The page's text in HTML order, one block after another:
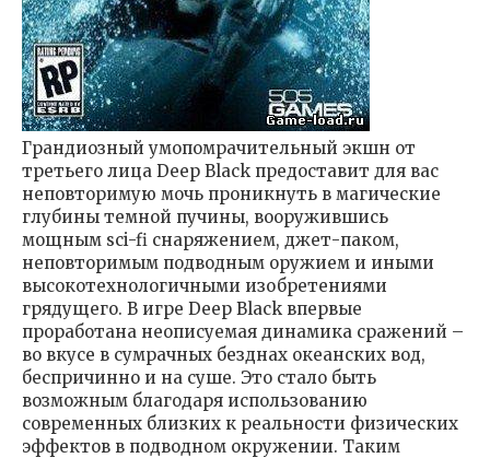
Грандиозный умопомрачительный экшн от
третьего лица Deep Black предоставит для вас
неповторимую мочь проникнуть в магические
глубины темной пучины, вооружившись
мощным sci-fi снаряжением, джет-паком,
неповторимым подводным оружием и иными
высокотехнологичными изобретениями
грядущего. В игре Deep Black впервые
проработана неописуемая динамика сражений –
во вкусе в сумрачных безднах океанских вод,
беспричинно и на суше. Это стало быть
возможным благодаря использованию
современных близких к реальности физических
эффектов в подводном окружении. Таким